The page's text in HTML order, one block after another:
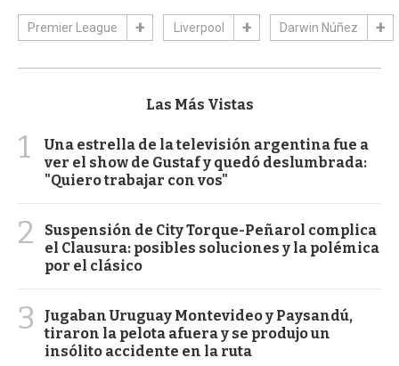
Premier League Liverpool Darwin Núñez
Las Más Vistas
1
Una estrella de la televisión argentina fue a
ver el show de Gustaf y quedó deslumbrada:
"Quiero trabajar con vos"
2
Suspensión de City Torque-Peñarol complica
el Clausura: posibles soluciones y la polémica
por el clásico
3
Jugaban Uruguay Montevideo y Paysandú,
tiraron la pelota afuera y se produjo un
insólito accidente en la ruta